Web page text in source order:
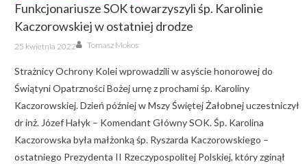
Funkcjonariusze SOK towarzyszyli śp. Karolinie
Kaczorowskiej w ostatniej drodze
Posted
on
25 kwietnia 2022 Author
Tomasz Mokos
Strażnicy Ochrony Kolei wprowadzili w asyście honorowej do
Świątyni Opatrzności Bożej urnę z prochami śp. Karoliny
Kaczorowskiej. Dzień później w Mszy Świętej Żałobnej uczestniczył
dr inż. Józef Hałyk – Komendant Główny SOK. Śp. Karolina
Kaczorowska była małżonką śp. Ryszarda Kaczorowskiego –
ostatniego Prezydenta II Rzeczypospolitej Polskiej, który zginął